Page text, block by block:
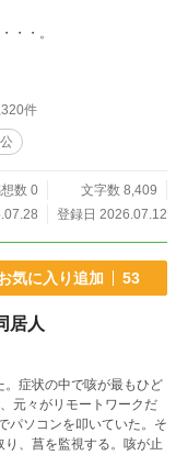
・・。
件
数 0
文字数 8,409
登録日 2026.07.12
気に入り追加 53
居人
症状の中で咳が最もひど
元々がリモートワークだ
パソコンを叩いていた。そ
、菖を監視する。咳が止